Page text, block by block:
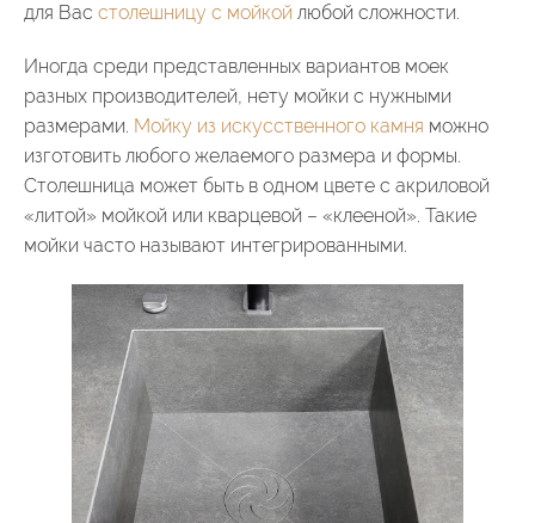
для Вас столешницу с мойкой любой сложности.
Иногда среди представленных вариантов моек
разных производителей, нету мойки с нужными
размерами. Мойку из искусственного камня можно
изготовить любого желаемого размера и формы.
Столешница может быть в одном цвете с акриловой
«литой» мойкой или кварцевой – «клееной». Такие
мойки часто называют интегрированными.